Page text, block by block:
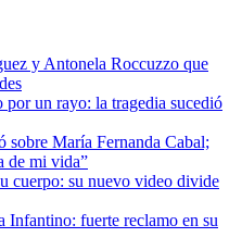
y Antonela Roccuzzo que
un rayo: la tragedia sucedió
sobre María Fernanda Cabal;
de mi vida”
cuerpo: su nuevo video divide
Infantino: fuerte reclamo en su